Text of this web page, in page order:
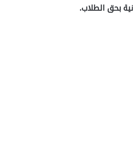
بحق الطلاب.